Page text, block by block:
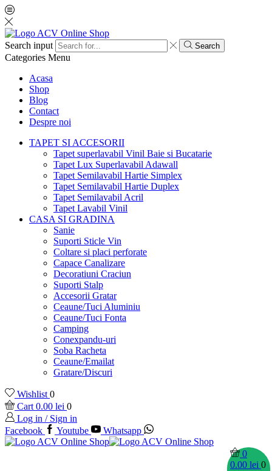
Search input Search
Categories Menu
Acasa
Shop
Blog
Contact
Despre noi
TAPET SI ACCESORII
Tapet superlavabil Vinil Baie si Bucatarie
Tapet Lux Superlavabil Adawall
Tapet Semilavabil Hartie Simplex
Tapet Semilavabil Hartie Duplex
Tapet Semilavabil Acril
Tapet Lavabil Vinil
CASA SI GRADINA
Sanie
Suporti Sticle Vin
Coltare si placi perforate
Capace Canalizare
Decoratiuni Craciun
Suporti Stalp
Accesorii Gratar
Ceaune/Tuci Aluminiu
Ceaune/Tuci Fonta
Camping
Conexpandu-uri
Soba Racheta
Ceaune/Emailat
Gratare/Discuri
Wishlist 0
Cart 0.00 lei 0
Log in / Sign in
Facebook
Youtube Whatsapp
0
0.00 lei 0